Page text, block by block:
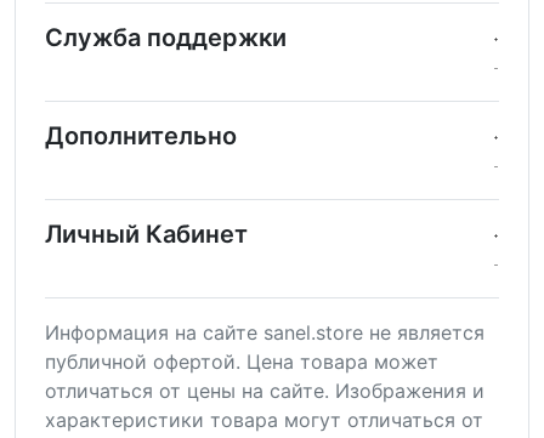
Служба поддержки
Дополнительно
Личный Кабинет
Информация на сайте sanel.store не является
публичной офертой. Цена товара может
отличаться от цены на сайте. Изображения и
характеристики товара могут отличаться от